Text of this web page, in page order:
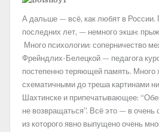
А дальше — всё, как любят в России.
последних лет, — немного экшн:
Много психологии: соперничество
Фрейндлих-Белецкой — педагога
постепенно теряющей память. Много
схематичными до треша картинами
Шахтинске и припечатывающее:
не возвращаться”. Всё это — в
из которого явно выпущено очень